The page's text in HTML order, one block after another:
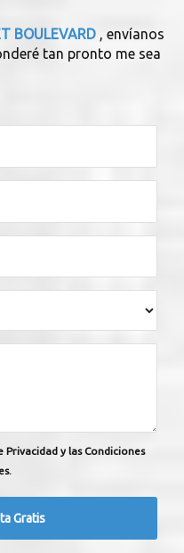
BOULEVARD , envíanos
tan pronto me sea
y las Condiciones